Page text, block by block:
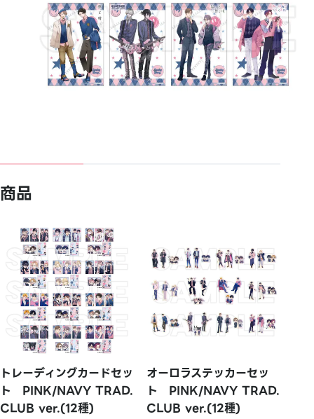
商品
トレーディングカードセッ
ト PINK/NAVY TRAD.
CLUB ver.(12種)
オーロラステッカーセッ
ト PINK/NAVY TRAD.
CLUB ver.(12種)